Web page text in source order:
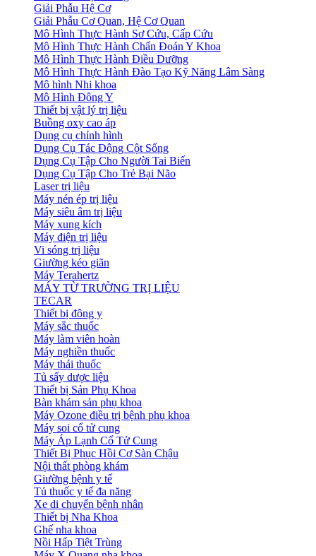
Giải Phẫu Hệ Cơ
Giải Phẫu Cơ Quan, Hệ Cơ Quan
Mô Hình Thực Hành Sơ Cứu, Cấp Cứu
Mô Hình Thực Hành Chẩn Đoán Y Khoa
Mô Hình Thực Hành Điều Dưỡng
Mô Hình Thực Hành Đào Tạo Kỹ Năng Lâm Sàng
Mô hình Nhi khoa
Mô Hình Đông Y
Thiết bị vật lý trị liệu
Buồng oxy cao áp
Dụng cụ chỉnh hình
Dụng Cụ Tác Động Cột Sống
Dụng Cụ Tập Cho Người Tai Biến
Dụng Cụ Tập Cho Trẻ Bại Não
Laser trị liệu
Máy nén ép trị liệu
Máy siêu âm trị liệu
Máy xung kích
Máy điện trị liệu
Vi sóng trị liệu
Giường kéo giãn
Máy Terahertz
MÁY TỪ TRƯỜNG TRỊ LIỆU
TECAR
Thiết bị đông y
Máy sắc thuốc
Máy làm viên hoàn
Máy nghiền thuốc
Máy thái thuốc
Tủ sấy dược liệu
Thiết bị Sản Phụ Khoa
Bàn khám sản phụ khoa
Máy Ozone điều trị bệnh phụ khoa
Máy soi cổ tử cung
Máy Áp Lạnh Cổ Tử Cung
Thiết Bị Phục Hồi Cơ Sàn Chậu
Nội thất phòng khám
Giường bệnh y tế
Tủ thuốc y tế đa năng
Xe di chuyển bệnh nhân
Thiết bị Nha Khoa
Ghế nha khoa
Nồi Hấp Tiệt Trùng